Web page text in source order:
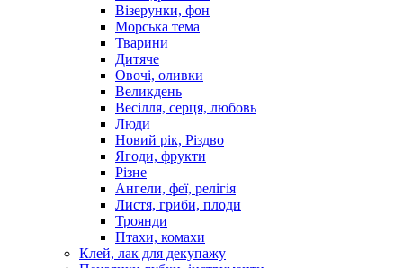
Візерунки, фон
Морська тема
Тварини
Дитяче
Овочі, оливки
Великдень
Весілля, серця, любовь
Люди
Новий рік, Різдво
Ягоди, фрукти
Різне
Ангели, феї, релігія
Листя, гриби, плоди
Троянди
Птахи, комахи
Клей, лак для декупажу